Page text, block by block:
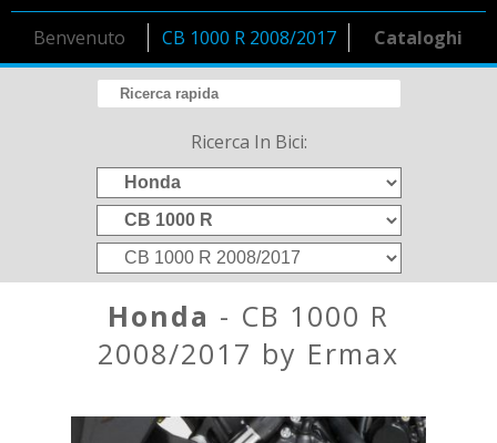
Cataloghi
CB 1000 R 2008/2017
Benvenuto
Ricerca In Bici:
Honda - CB 1000 R
2008/2017 by Ermax